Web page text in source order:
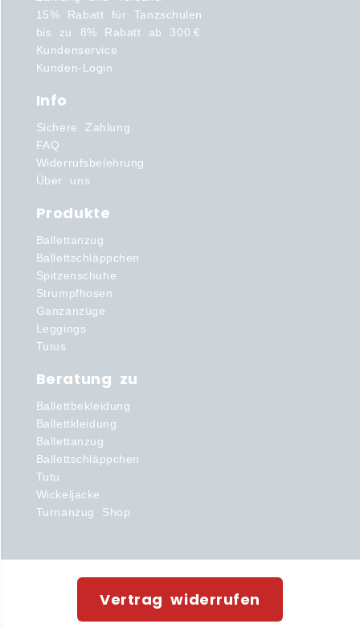
15% Rabatt für Tanzschulen
bis zu 8% Rabatt ab 300 €
Kundenservice
Kunden-Login
Info
Sichere Zahlung
FAQ
Widerrufsbelehrung
Über uns
Produkte
Ballettanzug
Ballettschläppchen
Spitzenschuhe
Strumpfhosen
Ganzanzüge
Leggings
Tutus
Beratung zu
Ballettbekleidung
Ballettkleidung
Ballettanzug
Ballettschläppchen
Tutu
Wickeljacke
Turnanzug Shop
Vertrag widerrufen